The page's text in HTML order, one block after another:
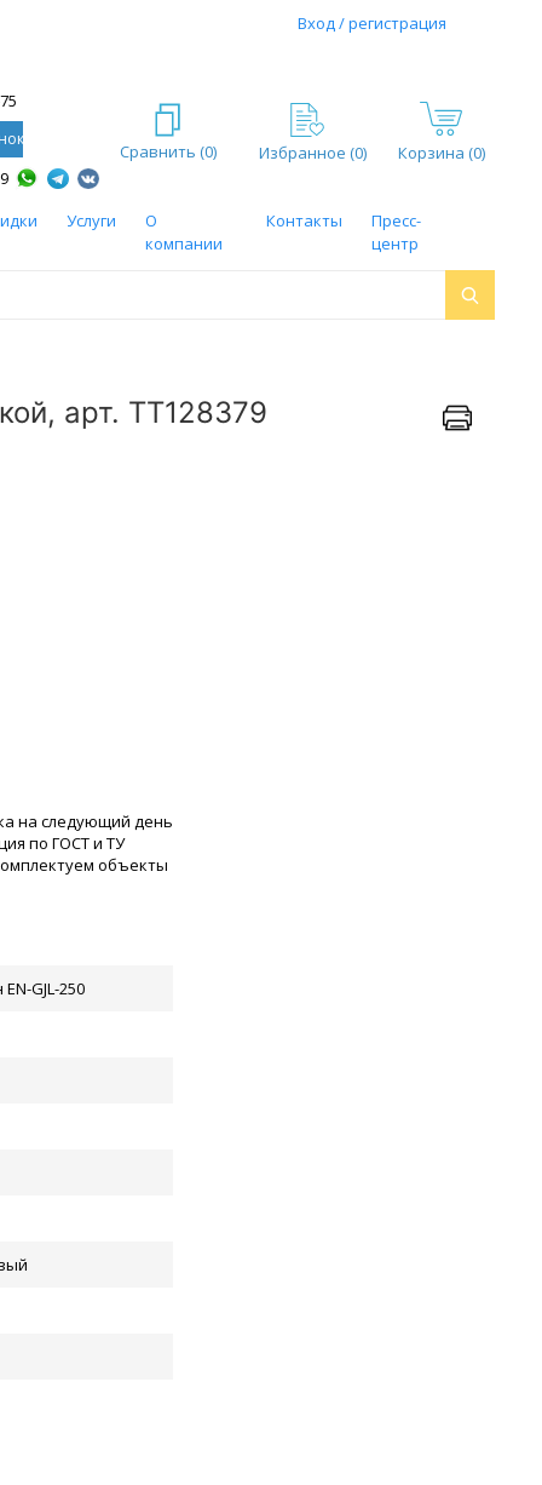
Вход / регистрация
Сравнить (0) Избранное (0) Корзина (0)
Услуги
О
компании
Контакты
Пресс-
центр
арт. ТТ128379
на следующий день
по ГОСТ и ТУ
объекты
GJL-250